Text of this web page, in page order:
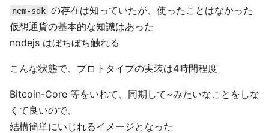
nem-sdk の存在は知っていたが、使ったことはなかった
仮想通貨の基本的な知識はあった
nodejs はぼちぼち触れる
こんな状態で、プロトタイプの実装は4時間程度
Bitcoin-Core 等をいれて、同期して~みたいなことをしな
くて良いので、
結構簡単にいじれるイメージとなった